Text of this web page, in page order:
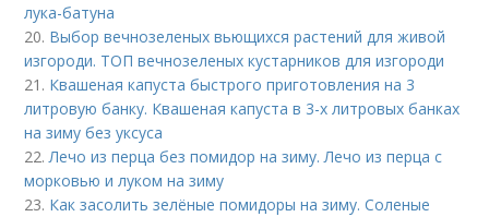
лука-батуна
20. Выбор вечнозеленых вьющихся растений для живой
изгороди. ТОП вечнозеленых кустарников для изгороди
21. Квашеная капуста быстрого приготовления на 3
литровую банку. Квашеная капуста в 3-х литровых банках
на зиму без уксуса
22.Лечо из перца без помидор на зиму. Лечо из перца с
морковью и луком на зиму
23. Как засолить зелёные помидоры на зиму. Соленые